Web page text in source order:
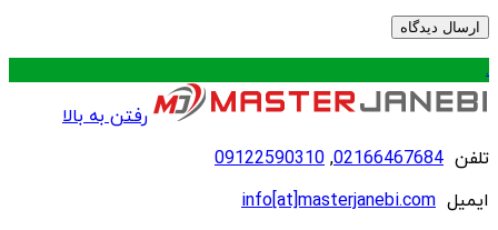
.
رفتن به بالا
تلفن 02166467684
,
09122590310
ایمیل info[at]masterjanebi.com